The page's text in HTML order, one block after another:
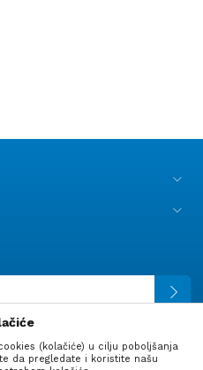
(kolačiće) u cilju poboljšanja
da pregledate i koristite našu